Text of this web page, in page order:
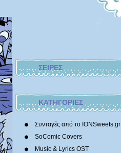
ΣΕΙΡΕΣ
ΚΑΤΗΓΟΡΙΕΣ
Συνταγές από το IONSweets.gr
SoComic Covers
Music & Lyrics OST